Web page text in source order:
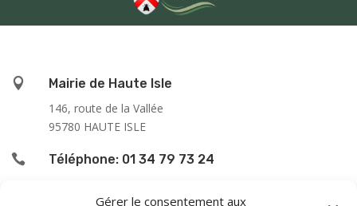
Gérer le consentement aux

Mairie de Haute Isle
146, route de la Vallée
95780 HAUTE ISLE
 Téléphone: 01 34 79 73 24
L’accueil du public se fait :